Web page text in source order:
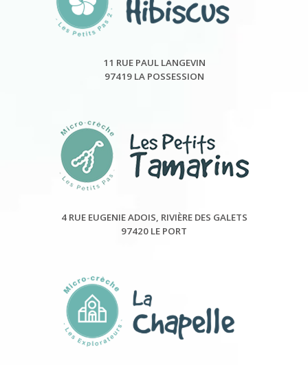
11 RUE PAUL LANGEVIN
97419 LA POSSESSION
4 RUE EUGENIE ADOIS, RIVIÈRE DES GALETS
97420 LE PORT